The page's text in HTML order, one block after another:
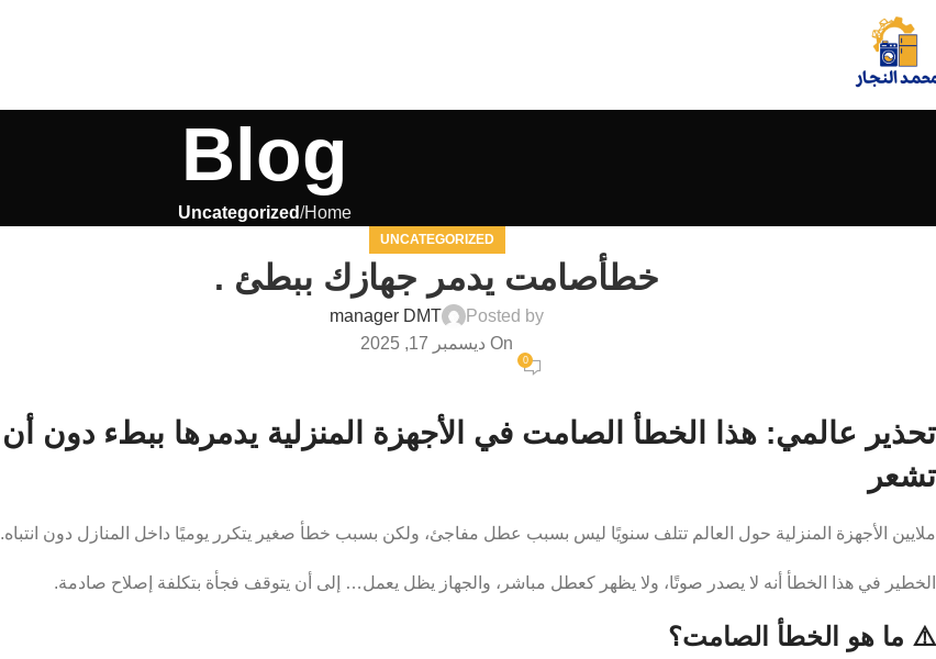
Blog
Home
Uncategorized
UNCATEGORIZED
خطأصامت يدمر جهازك ببطئ .
Posted by
manager DMT
On ديسمبر 17, 2025
0
تحذير عالمي: هذا الخطأ الصامت في الأجهزة المنزلية يدمرها ببطء دون أن
تشعر
ملايين الأجهزة المنزلية حول العالم تتلف سنويًا ليس بسبب عطل مفاجئ، ولكن بسبب خطأ صغير يتكرر يوميًا داخل المنازل دون انتباه.
الخطير في هذا الخطأ أنه لا يصدر صوتًا، ولا يظهر كعطل مباشر، والجهاز يظل يعمل… إلى أن يتوقف فجأة بتكلفة إصلاح صادمة.
⚠️ ما هو الخطأ الصامت؟